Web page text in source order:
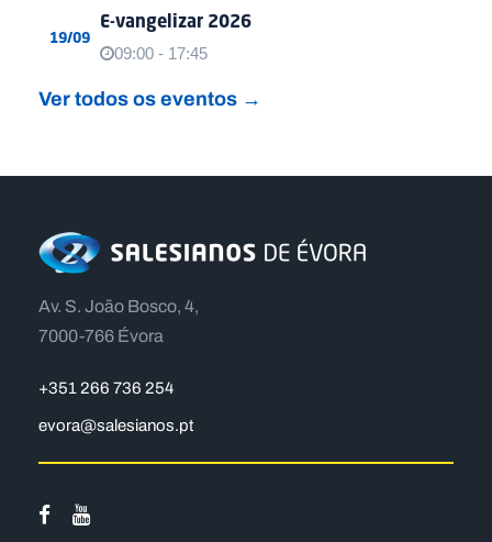
19/09
E-vangelizar 2026
09:00 - 17:45
Ver todos os eventos →
Av. S. João Bosco, 4,
7000-766 Évora
+351 266 736 254
evora@salesianos.pt